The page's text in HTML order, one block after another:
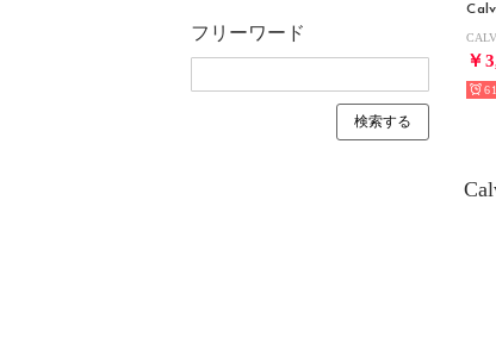
フリーワード
￥